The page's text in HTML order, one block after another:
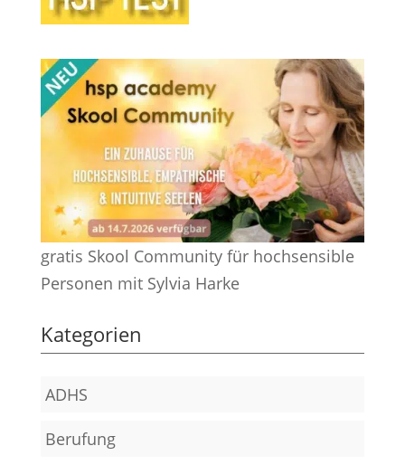
gratis Skool Community für hochsensible
Personen mit Sylvia Harke
Kategorien
ADHS
Berufung